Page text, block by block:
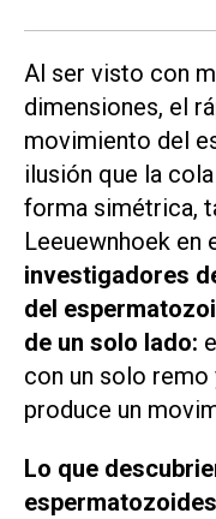
Al ser visto con
dimensiones, el
movimiento del
ilusión que la
forma simétrica,
Leeuewnhoek en
investigadores
del
de un solo lado:
con un solo
produce un
Lo que